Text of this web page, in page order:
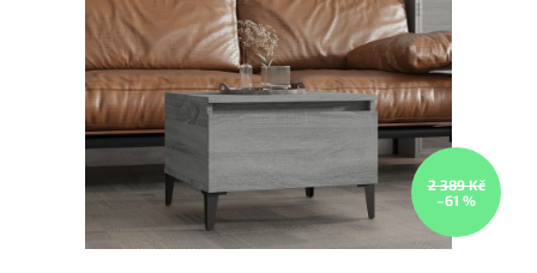
2 389 Kč
–61 %